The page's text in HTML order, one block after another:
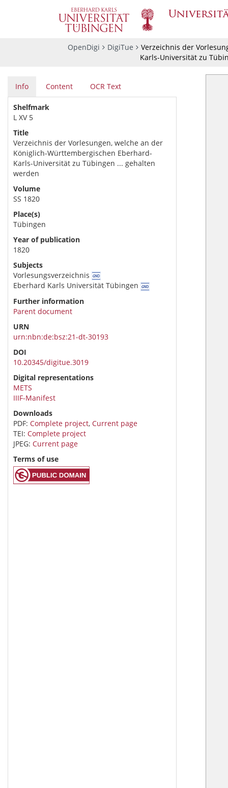
OpenDigi DigiTue
Verzeichnis der
Karls-Universität zu
Info Content OCR Text
Shelfmark
L XV 5
Title
Verzeichnis der Vorlesungen, welche an der
Königlich-Württembergischen Eberhard-
Karls-Universität zu Tübingen ... gehalten
werden
Volume
SS 1820
Place(s)
Tübingen
Year of publication
1820
Subjects
Vorlesungsverzeichnis
Eberhard Karls Universität Tübingen
Further information
Parent document
URN
urn:nbn:de:bsz:21-dt-30193
DOI
10.20345/digitue.3019
Digital representations
METS
IIIF-Manifest
Downloads
PDF: Complete project, Current page
TEI: Complete project
JPEG: Current page
Terms of use